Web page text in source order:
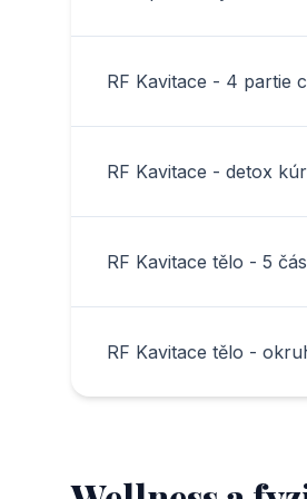
RF Kavitace - 4 partie
RF Kavitace - detox
RF Kavitace tělo - 5
RF Kavitace tělo -